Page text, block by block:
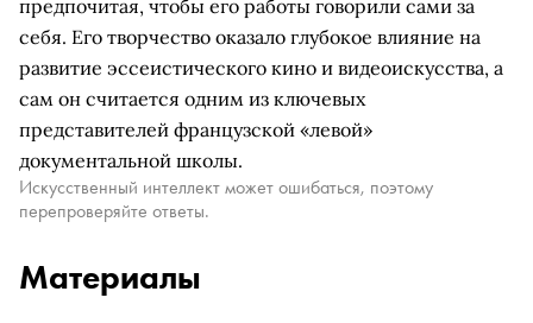
предпочитая, чтобы его работы говорили сами за
себя. Его творчество оказало глубокое влияние на
развитие эссеистического кино и видеоискусства, а
сам он считается одним из ключевых
представителей французской «левой»
документальной школы.
Искусственный интеллект может ошибаться, поэтому
перепроверяйте ответы.
Материалы